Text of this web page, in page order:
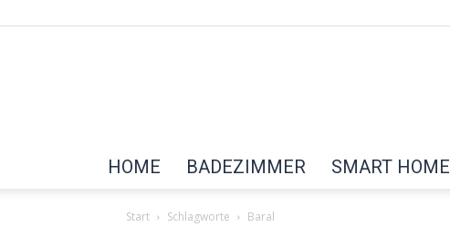
HOME BADEZIMMER SMART HOME
Start Schlagworte Baral